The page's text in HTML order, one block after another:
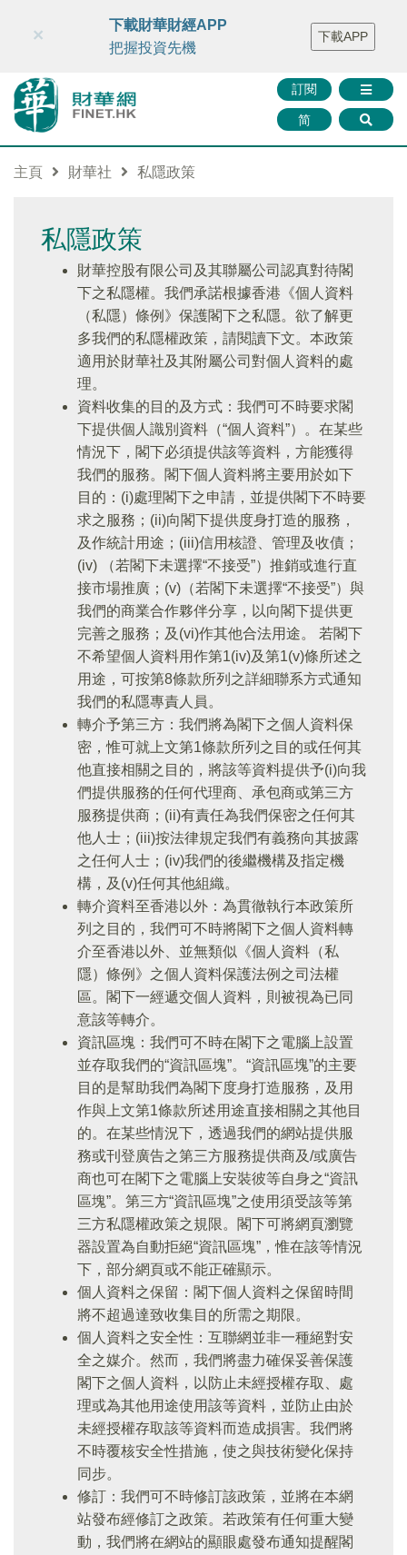
財華智庫網 FINTV FINMETA 財華證券 媒體矩陣
智庫沙龍
聯絡我們
訂閱
简
×
下載財華財經APP
把握投資先機
下載APP
主頁 財華社 私隱政策
私隱政策
財華控股有限公司及其聯屬公司認真對待閣
下之私隱權。我們承諾根據香港《個人資料
（私隱）條例》保護閣下之私隱。欲了解更
多我們的私隱權政策，請閱讀下文。本政策
適用於財華社及其附屬公司對個人資料的處
理。
資料收集的目的及方式：我們可不時要求閣
下提供個人識別資料（“個人資料”）。在某些
情況下，閣下必須提供該等資料，方能獲得
我們的服務。閣下個人資料將主要用於如下
目的：(i)處理閣下之申請，並提供閣下不時要
求之服務；(ii)向閣下提供度身打造的服務，
及作統計用途；(iii)信用核證、管理及收債；
(iv) （若閣下未選擇“不接受”）推銷或進行直
接市場推廣；(v)（若閣下未選擇“不接受”）與
我們的商業合作夥伴分享，以向閣下提供更
完善之服務；及(vi)作其他合法用途。 若閣下
不希望個人資料用作第1(iv)及第1(v)條所述之
用途，可按第8條款所列之詳細聯系方式通知
我們的私隱專責人員。
轉介予第三方：我們將為閣下之個人資料保
密，惟可就上文第1條款所列之目的或任何其
他直接相關之目的，將該等資料提供予(i)向我
們提供服務的任何代理商、承包商或第三方
服務提供商；(ii)有責任為我們保密之任何其
他人士；(iii)按法律規定我們有義務向其披露
之任何人士；(iv)我們的後繼機構及指定機
構，及(v)任何其他組織。
轉介資料至香港以外：為貫徹執行本政策所
列之目的，我們可不時將閣下之個人資料轉
介至香港以外、並無類似《個人資料（私
隱）條例》之個人資料保護法例之司法權
區。閣下一經遞交個人資料，則被視為已同
意該等轉介。
資訊區塊：我們可不時在閣下之電腦上設置
並存取我們的“資訊區塊”。“資訊區塊”的主要
目的是幫助我們為閣下度身打造服務，及用
作與上文第1條款所述用途直接相關之其他目
的。在某些情況下，透過我們的網站提供服
務或刊登廣告之第三方服務提供商及/或廣告
商也可在閣下之電腦上安裝彼等自身之“資訊
區塊”。第三方“資訊區塊”之使用須受該等第
三方私隱權政策之規限。閣下可將網頁瀏覽
器設置為自動拒絕“資訊區塊”，惟在該等情況
下，部分網頁或不能正確顯示。
個人資料之保留：閣下個人資料之保留時間
將不超過達致收集目的所需之期限。
個人資料之安全性：互聯網並非一種絕對安
全之媒介。然而，我們將盡力確保妥善保護
閣下之個人資料，以防止未經授權存取、處
理或為其他用途使用該等資料，並防止由於
未經授權存取該等資料而造成損害。我們將
不時覆核安全性措施，使之與技術變化保持
同步。
修訂：我們可不時修訂該政策，並將在本網
站發布經修訂之政策。若政策有任何重大變
動，我們將在網站的顯眼處發布通知提醒閣